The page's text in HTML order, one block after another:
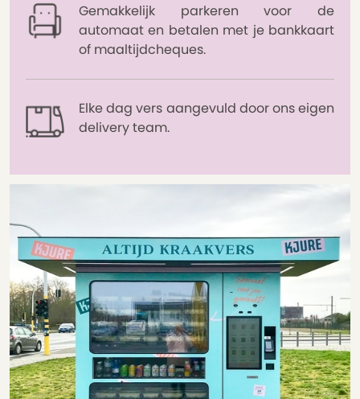
Gemakkelijk parkeren voor de
automaat en betalen met je bankkaart
of maaltijdcheques.
Elke dag vers aangevuld door ons eigen
delivery team.